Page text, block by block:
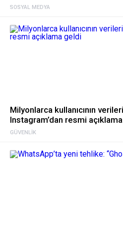
SOSYAL MEDYA
GÜVENLIK
Milyonlarca kullanıcının verileri
Instagram’dan resmi